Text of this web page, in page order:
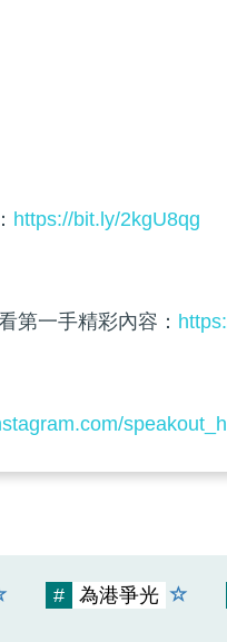
https://bit.ly/2kgU8qg
第一手精彩內容：
# 為港爭光